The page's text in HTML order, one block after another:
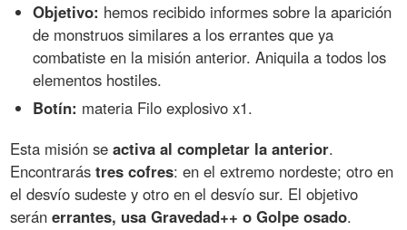
Objetivo: hemos recibido informes sobre la aparición
de monstruos similares a los errantes que ya
combatiste en la misión anterior. Aniquila a todos los
elementos hostiles.
Botín: materia Filo explosivo x1.
Esta misión seactiva al completar la anterior.
Encontrarástres cofres: en el extremo nordeste; otro en
el desvío sudeste y otro en el desvío sur. El objetivo
seránerrantes, usa Gravedad++ o Golpe osado.